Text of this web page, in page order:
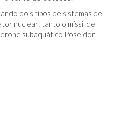
dois tipos de sistemas de
nuclear: tanto o míssil de
subaquático Poseidon